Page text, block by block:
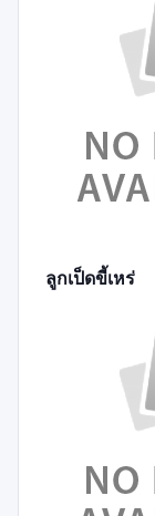
ลูกเป็ดขี้เหร่